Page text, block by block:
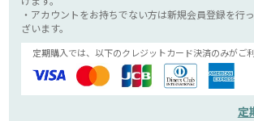
・アカウントをお持ちでない方は新規会員登録を行
ざいます。
定期購入では、以下のクレジットカード決済のみがご
定